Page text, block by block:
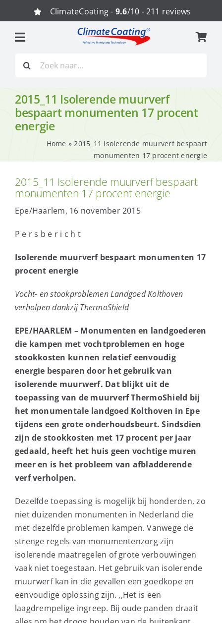
naar
inhoud
ClimateCoating - 9.6/10 - 211 reviews
naar:
2015_11 Isolerende muurverf
bespaart monumenten 17 procent
energie
Home » 2015_11 Isolerende muurverf bespaart
monumenten 17 procent energie
2015_11 Isolerende muurverf bespaart
monumenten 17 procent energie
Epe/Haarlem, 16 november 2015
P e r s b e r i c h t
Isolerende muurverf bespaart monumenten 17
procent energie
Vocht- en stookproblemen Landgoed Kolthoven
verholpen dankzij ThermoShield
EPE/HAARLEM – Monumenten en landgoederen
die kampen met vochtproblemen en hoge
stookkosten kunnen relatief eenvoudig
energie besparen door het gebruik van
isolerende muurwerf. Dat blijkt uit de
toepassing van de muurverf ThermoShield bij
het monumentale landgoed Kolthoven in Epe
tijdens een grote onderhoudsbeurt. Sindsdien
zijn de stookkosten met 17 procent per jaar
gedaald, heeft het huis geen vochtige muren
meer en is het probleem van afbladderende
verf verholpen.
Dezelfde toepassing is mogelijk bij honderden, zo
niet duizenden monumenten in Nederland die
met dezelfde problemen kampen. Vanwege de
strenge regels van monumentenzorg zijn
isolerende maatregelen of grote verbouwingen
vaak niet toegestaan. Het gebruik van isolerende
muurwerf kan in die gevallen een goedkope en
eenvoudige oplossing zijn. ,,Het is een
laagdrempelige ingreep. Bij oude panden draait